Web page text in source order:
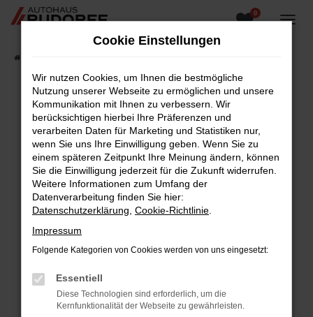
Zum
0
Fehler: Network Error
Beim Laden ist ein Fehler aufgetreten.
Hier sind ein paar Tipps, die dir helfen können:
Überprüfe deine Firewall und deine
Internetverbindung.
Laden andere Webseiten, zum Beispiel deine
Suchmaschine?
Prüfe deine Browsererweiterungen.
Manche Erweiterungen, wie Werbeblocker,
können das Laden bestimmter Seiten
verhindern. Funktioniert die Seite in einem
Cookie Einstellungen
Wir nutzen Cookies, um Ihnen die bestmögliche
Nutzung unserer Webseite zu ermöglichen und unsere
Kommunikation mit Ihnen zu verbessern. Wir
berücksichtigen hierbei Ihre Präferenzen und
verarbeiten Daten für Marketing und Statistiken nur,
wenn Sie uns Ihre Einwilligung geben. Wenn Sie zu
einem späteren Zeitpunkt Ihre Meinung ändern, können
Sie die Einwilligung jederzeit für die Zukunft widerrufen.
Weitere Informationen zum Umfang der
Datenverarbeitung finden Sie hier:
Datenschutzerklärung Cookie-Richtlinie
Impressum
Folgende Kategorien von Cookies werden von uns eingesetzt:
Essentiell
Diese Technologien sind erforderlich, um die
Kernfunktionalität der Webseite zu gewährleisten.